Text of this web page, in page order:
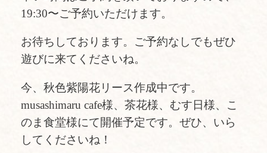
19:30〜ご予約いただけます。
お待ちしております。ご予約なしでもぜひ
遊びに来てくださいね。
今、秋色紫陽花リース作成中です。
musashimaru cafe様、茶花様、むす日様、こ
のま食堂様にて開催予定です。ぜひ、いら
してくださいね！